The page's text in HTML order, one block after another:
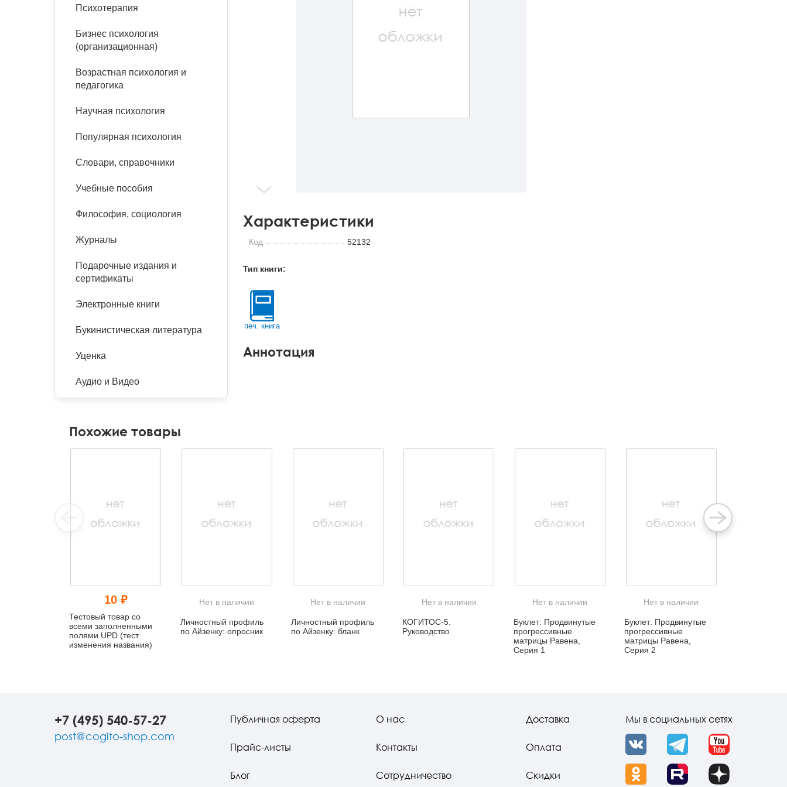
панические атаки
Психодрама
Сказкотерапия
психотерапии
Классический, эриксоновский
эргономика
Социальная психология
Психология развития
организационная психология
психоанализ
Характеристики
Код 52132
Тип книги:
печ. книга
Аннотация
Психотерапия
Бизнес психология
(организационная)
Возрастная психология и
педагогика
Научная психология
Популярная психология
Словари, справочники
Учебные пособия
Философия, социология
Журналы
Подарочные издания и
сертификаты
Электронные книги
Букинистическая литература
Уценка
Аудио и Видео
Похожие товары
10 ₽
Тестовый товар со
всеми заполненными
полями UPD (тест
изменения названия)
Нет в наличии
Личностный профиль
по Айзенку: опросник
Нет в наличии
Личностный профиль
по Айзенку: бланк
Нет в наличии
КОГИТОС-5.
Руководство
Нет в наличии
Буклет: Продвинутые
прогрессивные
матрицы Равена,
Серия 1
Нет в наличии
Буклет: Продвинутые
прогрессивные
матрицы Равена,
Серия 2
+7 (495) 540-57-27
post@cogito-shop.com
Публичная оферта
Прайс-листы
Блог
О нас
Контакты
Сотрудничество
Доставка
Оплата
Скидки
Мы в социальных сетях
VK Telegram YouTube
OK Rutube Dzen